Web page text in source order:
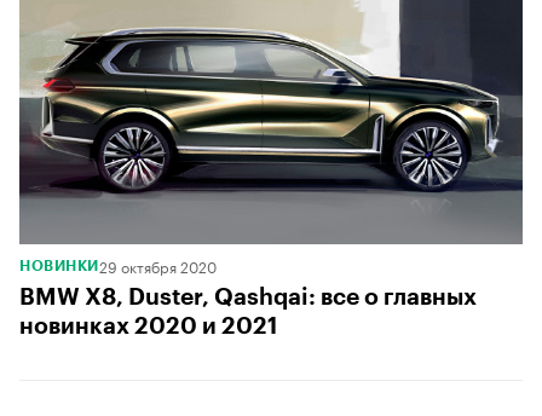
НОВИНКИ 29 октября 2020
BMW X8, Duster, Qashqai: все о главных
новинках 2020 и 2021